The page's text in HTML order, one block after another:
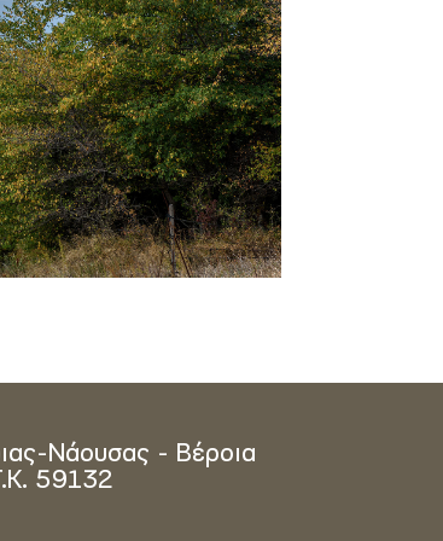
Νάουσας - Βέροια
59132